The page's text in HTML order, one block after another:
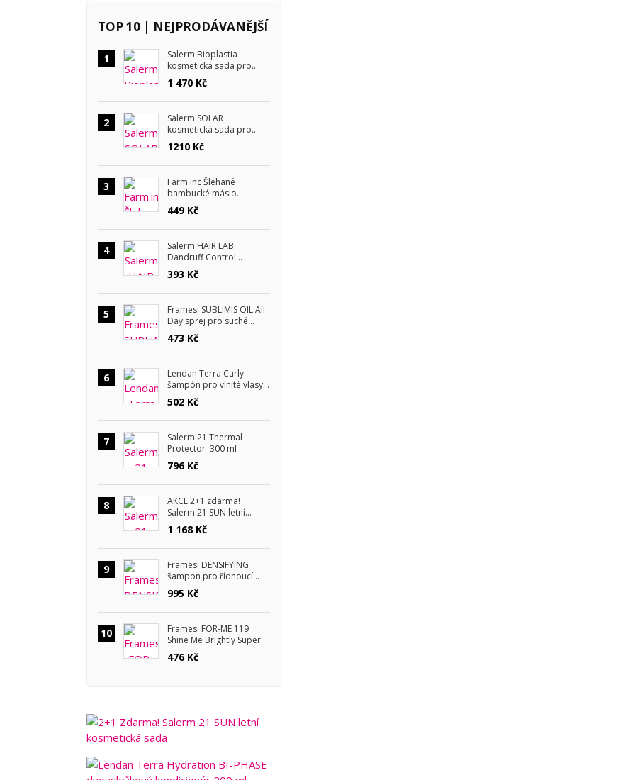
TOP 10 | NEJPRODÁVANĚJŠÍ
1
Salerm Bioplastia
kosmetická sada pro
krepaté vlasy
1 470 Kč
2
Salerm SOLAR
kosmetická sada pro
letní péči
1210 Kč
3
Farm.inc Šlehané
bambucké máslo
Lemongrass a lavender
180 ml
449 Kč
4
Salerm HAIR LAB
Dandruff Control
šampon proti lupům 300
ml
393 Kč
5
Framesi SUBLIMIS OIL All
Day sprej pro suché
vlasy 150 ml
473 Kč
6
Lendan Terra Curly
šampón pro vlnité vlasy
300 ml
502 Kč
7
Salerm 21 Thermal
Protector 300 ml
796 Kč
8
AKCE 2+1 zdarma!
Salerm 21 SUN letní
kosmetická sada
1 168 Kč
9
Framesi DENSIFYING
šampon pro řídnoucí
vlasy 1000 ml
995 Kč
10
Framesi FOR-ME 119
Shine Me Brightly Super
Coat pro zrcadlový lesk
476 Kč